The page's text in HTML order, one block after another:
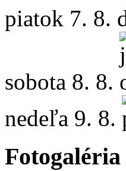
piatok 7. 8.
sobota 8. 8.
nedeľa 9. 8.
Fotogaléria